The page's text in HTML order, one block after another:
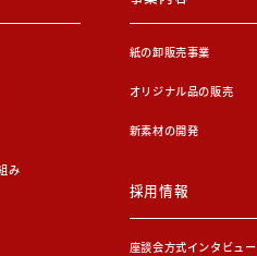
み
紙の卸販売事業
オリジナル品の販売
新素材の開発
採用情報
座談会方式インタビュー